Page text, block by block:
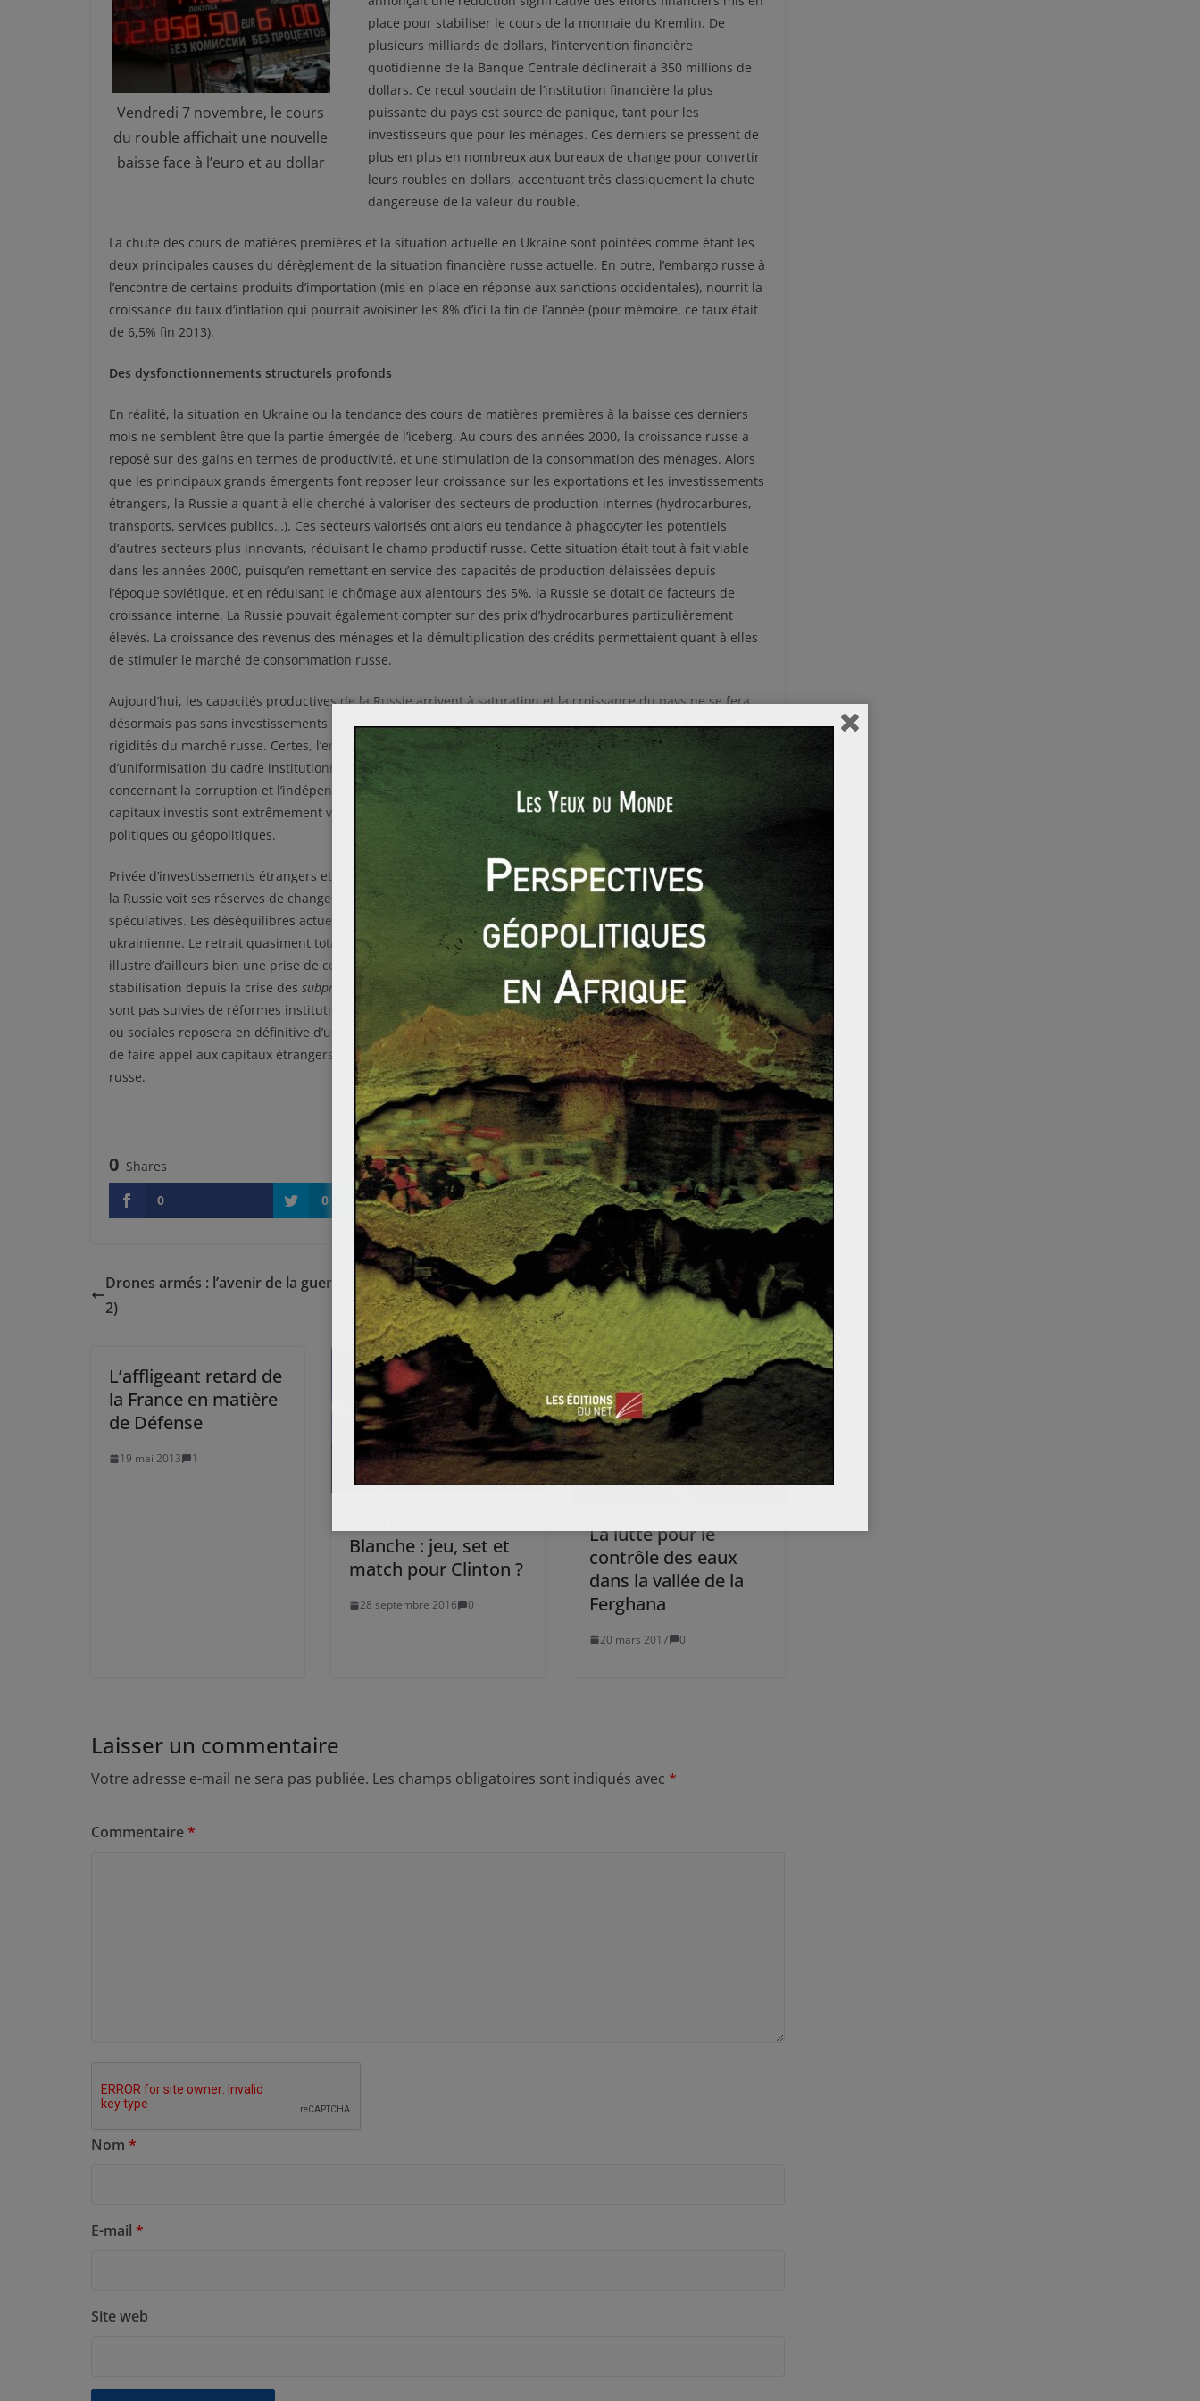
Vendredi 7 novembre, le cours
du rouble affichait une nouvelle
baisse face à l’euro et au dollar
place pour stabiliser le cours de la monnaie du Kremlin. De
plusieurs milliards de dollars, l’intervention financière
quotidienne de la Banque Centrale déclinerait à 350 millions de
dollars. Ce recul soudain de l’institution financière la plus
puissante du pays est source de panique, tant pour les
investisseurs que pour les ménages. Ces derniers se pressent de
plus en plus en nombreux aux bureaux de change pour convertir
leurs roubles en dollars, accentuant très classiquement la chute
dangereuse de la valeur du rouble.
La chute des cours de matières premières et la situation actuelle en Ukraine sont pointées comme étant les
deux principales causes du dérèglement de la situation financière russe actuelle. En outre, l’embargo russe à
l’encontre de certains produits d’importation (mis en place en réponse aux sanctions occidentales), nourrit la
croissance du taux d’inflation qui pourrait avoisiner les 8% d’ici la fin de l’année (pour mémoire, ce taux était
de 6,5% fin 2013).
Des dysfonctionnements structurels profonds
En réalité, la situation en Ukraine ou la tendance des cours de matières premières à la baisse ces derniers
mois ne semblent être que la partie émergée de l’iceberg. Au cours des années 2000, la croissance russe a
reposé sur des gains en termes de productivité, et une stimulation de la consommation des ménages. Alors
que les principaux grands émergents font reposer leur croissance sur les exportations et les investissements
étrangers, la Russie a quant à elle cherché à valoriser des secteurs de production internes (hydrocarbures,
transports, services publics…). Ces secteurs valorisés ont alors eu tendance à phagocyter les potentiels
d’autres secteurs plus innovants, réduisant le champ productif russe. Cette situation était tout à fait viable
dans les années 2000, puisqu’en remettant en service des capacités de production délaissées depuis
l’époque soviétique, et en réduisant le chômage aux alentours des 5%, la Russie se dotait de facteurs de
croissance interne. La Russie pouvait également compter sur des prix d’hydrocarbures particulièrement
élevés. La croissance des revenus des ménages et la démultiplication des crédits permettaient quant à elles
de stimuler le marché de consommation russe.
Aujourd’hui, les capacités productives de la Russie arrivent à saturation et la croissance du pays ne se fera
désormais pas sans investissements étrangers. Or ceux-ci restent pour l’heure peu développés en raison des
rigidités du marché russe. Certes, l’entrée de la Russie dans l’OMC en 2011 a su enclencher un processus
d’uniformisation du cadre institutionnel, mais de nombreux progrès sont encore à faire, notamment
concernant la corruption et l’indépendance de la justice. Les investisseurs sont d’autant plus frileux que les
capitaux investis sont extrêmement volatiles et peuvent à tout moment disparaître, au gré des événements
politiques ou géopolitiques.
Privée d’investissements étrangers et de moins en moins détentrice dollars issus de l’exportation de pétrole,
la Russie voit ses réserves de change s’amenuiser et sa monnaie intérieure se fragiliser face aux attaques
spéculatives. Les déséquilibres actuels de l’économie russe s’étendent donc bien au-delà de la crise
ukrainienne. Le retrait quasiment total de la Banque Centrale russe dans la stabilisation du cours du rouble
illustre d’ailleurs bien une prise de conscience globale sur le peu de résultats obtenus par les efforts de
stabilisation depuis la crise des subprimes –
des efforts menés en vain puisque les mesures financières ne
sont pas suivies de réformes institutionnelles. La stabilité du rouble face aux crises économiques, politiques
ou sociales reposera en définitive d’une part sur l’acceptation par les gouvernements russes de la nécessité
de faire appel aux capitaux étrangers, et d’autre part sur la réforme profonde de la politique économique
russe.
0 Shares
0
0 0 0
Drones armés : l’avenir de la guerre en débat (1/
2)
Où va l’OPEP ?
L’affligeant retard de
la France en matière
de Défense
19 mai 2013 1
Blanche : jeu, set et
match pour Clinton ?
28 septembre 2016 0
La lutte pour le
contrôle des eaux
dans la vallée de la
Ferghana
20 mars 2017 0
Laisser un commentaire
Votre adresse e-mail ne sera pas publiée. Les champs obligatoires sont indiqués avec *
Commentaire*
Nom *
E-mail *
Site web